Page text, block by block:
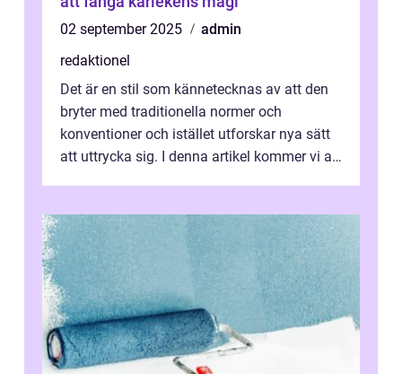
02 september 2025
admin
redaktionel
Det är en stil som kännetecknas av att den
bryter med traditionella normer och
konventioner och istället utforskar nya sätt
att uttrycka sig. I denna artikel kommer vi att